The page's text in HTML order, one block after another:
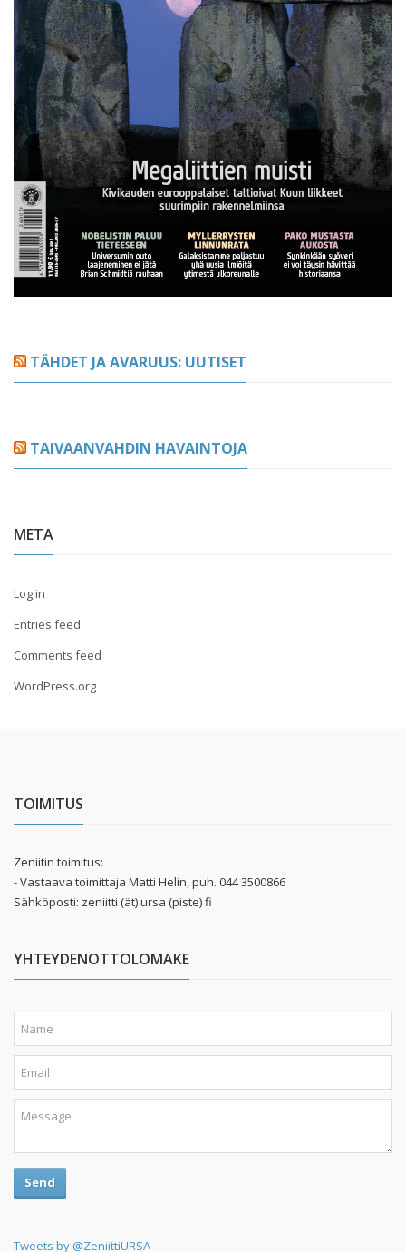
TÄHDET JA AVARUUS: UUTISET
TAIVAANVAHDIN HAVAINTOJA
META
Log in
Entries feed
Comments feed
WordPress.org
TOIMITUS
Zeniitin toimitus:
- Vastaava toimittaja Matti Helin, puh. 044 3500866
Sähköposti: zeniitti (ät) ursa (piste) fi
YHTEYDENOTTOLOMAKE
Send
Tweets by @ZeniittiURSA